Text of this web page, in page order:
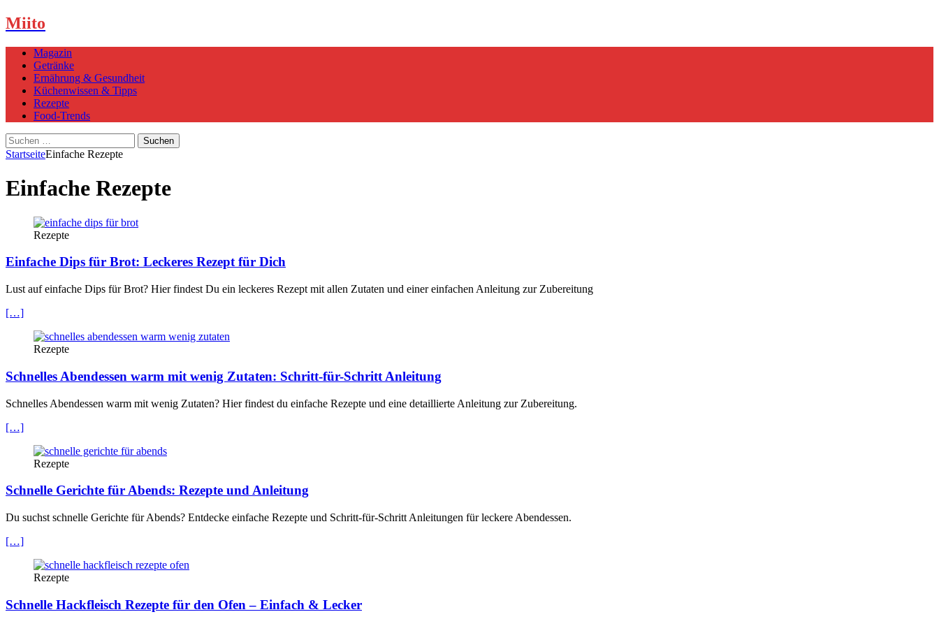
Miito
Magazin
Getränke
Ernährung & Gesundheit
Küchenwissen & Tipps
Rezepte
Food-Trends
Suchen
nach:
StartseiteEinfache Rezepte
Einfache Rezepte
Rezepte
Einfache Dips für Brot: Leckeres Rezept für Dich
Lust auf einfache Dips für Brot? Hier findest Du ein leckeres Rezept mit allen Zutaten und einer einfachen Anleitung zur Zubereitung
[…]
Rezepte
Schnelles Abendessen warm mit wenig Zutaten: Schritt-für-Schritt Anleitung
Schnelles Abendessen warm mit wenig Zutaten? Hier findest du einfache Rezepte und eine detaillierte Anleitung zur Zubereitung.
[…]
Rezepte
Schnelle Gerichte für Abends: Rezepte und Anleitung
Du suchst schnelle Gerichte für Abends? Entdecke einfache Rezepte und Schritt-für-Schritt Anleitungen für leckere Abendessen.
[…]
Rezepte
Schnelle Hackfleisch Rezepte für den Ofen – Einfach & Lecker